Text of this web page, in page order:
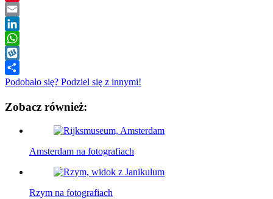
Pinterest
Email
LinkedIn
WhatsApp
Wykop
Podobało się? Podziel się z innymi!
Zobacz również:
Amsterdam na fotografiach
Rzym na fotografiach